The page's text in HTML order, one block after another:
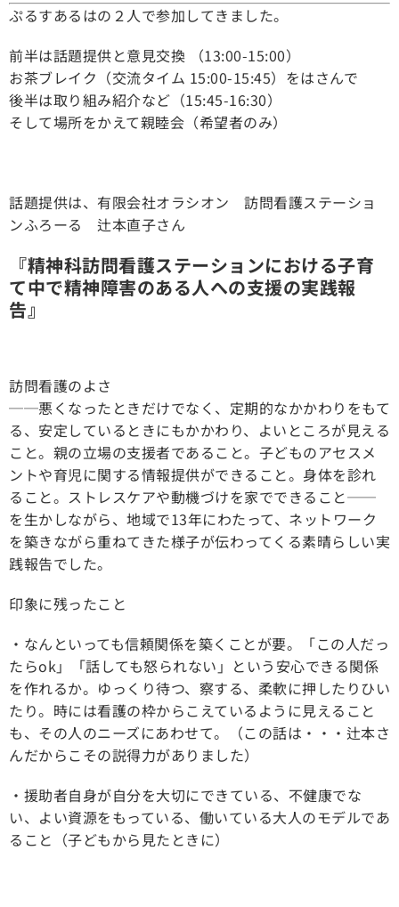
ぷるすあるはの２人で参加してきました。
前半は話題提供と意見交換 （13:00-15:00）
お茶ブレイク（交流タイム 15:00-15:45）をはさんで
後半は取り組み紹介など（15:45-16:30）
そして場所をかえて親睦会（希望者のみ）
話題提供は、有限会社オラシオン 訪問看護ステーショ
ンふろーる 辻本直子さん
『精神科訪問看護ステーションにおける子育
て中で精神障害のある人への支援の実践報
告』
訪問看護のよさ
──悪くなったときだけでなく、定期的なかかわりをもて
る、安定しているときにもかかわり、よいところが見える
こと。親の立場の支援者であること。子どものアセスメ
ントや育児に関する情報提供ができること。身体を診れ
ること。ストレスケアや動機づけを家でできること──
を生かしながら、地域で13年にわたって、ネットワーク
を築きながら重ねてきた様子が伝わってくる素晴らしい実
践報告でした。
印象に残ったこと
・なんといっても信頼関係を築くことが要。「この人だっ
たらok」「話しても怒られない」という安心できる関係
を作れるか。ゆっくり待つ、察する、柔軟に押したりひい
たり。時には看護の枠からこえているように見えること
も、その人のニーズにあわせて。（この話は・・・辻本さ
んだからこその説得力がありました）
・援助者自身が自分を大切にできている、不健康でな
い、よい資源をもっている、働いている大人のモデルであ
ること（子どもから見たときに）